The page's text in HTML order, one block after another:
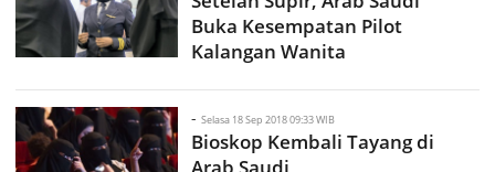
Buka Kesempatan Pilot
Kalangan Wanita
- Selasa 18 Sep 2018 09:33 WIB
Bioskop Kembali Tayang di